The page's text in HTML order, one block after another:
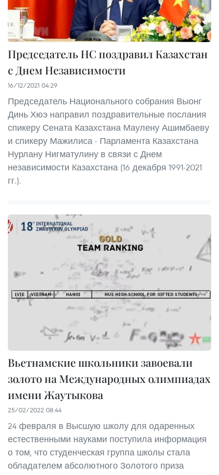
Председатель НС поздравил Казахстан
с Днем Независимости
16/12/2021 04:29
Председатель Национального собрания Выонг
Динь Хюэ направил поздравительные послания
спикеру Сената Казахстана Маулену Ашимбаеву
и спикеру Мажилиса - Парламента Казахстана
Нурлану Нигматулину в связи с Днем
независимости Казахстана (16 декабря 1991-2021
гг.).
Вьетнамские школьники завоевали
золото на Международных олимпиадах
имени Жаутыкова
25/02/2022 08:44
24 февраля в Высшую школу для одаренных
естественными науками поступила информация
о том, что студенческая группа школы стала
обладателем абсолютного Золотого приза